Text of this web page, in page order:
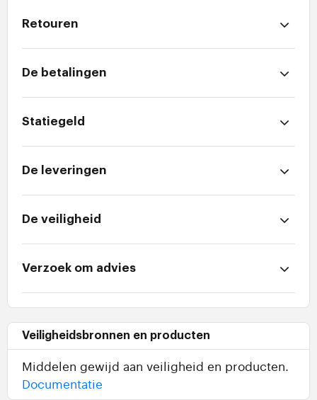
Retouren
De betalingen
Statiegeld
De leveringen
De veiligheid
Verzoek om advies
Veiligheidsbronnen en producten
Middelen gewijd aan veiligheid en producten.
Documentatie